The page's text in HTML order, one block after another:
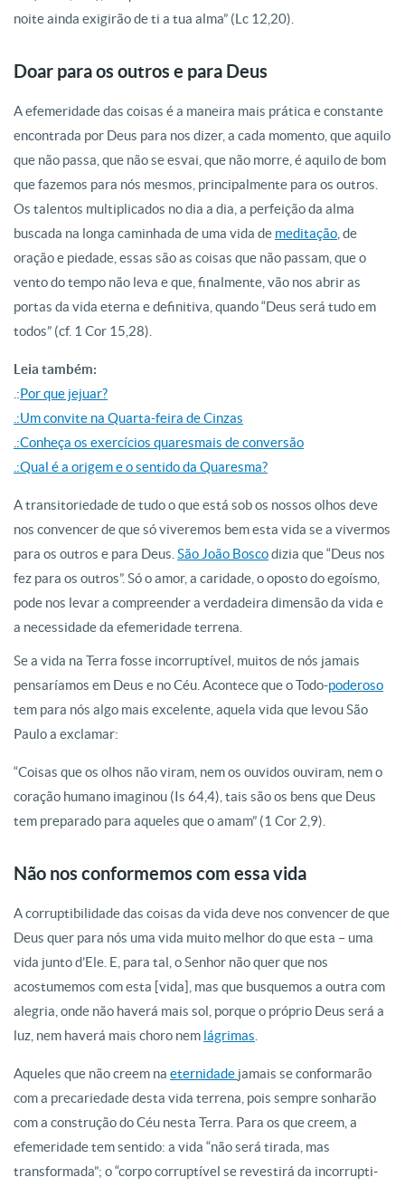
noite ainda exigirão de ti a tua alma” (Lc 12,20).
Doar para os outros e para Deus
A efemeridade das coisas é a maneira mais prática e cons­tante
encontrada por Deus para nos dizer, a cada momento, que aquilo
que não passa, que não se esvai, que não morre, é aquilo de bom
que fazemos para nós mesmos, principalmente para os outros.
Os talentos multiplicados no dia a dia, a perfei­ção da alma
buscada na longa caminhada de uma vida de me­ditação , de
oração e piedade, essas são as coisas que não passam, que o
vento do tempo não leva e que, finalmente, vão nos abrir as
portas da vida eterna e definitiva, quando “Deus será tudo em
todos” (cf. 1 Cor 15,28).
Leia também:
.:Por que jejuar?
.:Um convite na Quarta-feira de Cinzas
.:Conheça os exercícios quaresmais de conversão
.:Qual é a origem e o sentido da Quaresma?
A transitoriedade de tudo o que está sob os nossos olhos deve
nos convencer de que só viveremos bem esta vida se a vivermos
para os outros e para Deus. São João Boscodizia que “Deus nos
fez para os outros”. Só o amor, a caridade, o oposto do egoísmo,
pode nos levar a compreender a verdadeira di­mensão da vida e
a necessidade da efemeridade terrena.
Se a vida na Terra fosse incorruptível, muitos de nós jamais
pensarí­amos em Deus e no Céu. Acontece que o Todo-poderoso
tem para nós algo mais excelente, aquela vida que levou São
Paulo a exclamar:
“Coisas que os olhos não viram, nem os ouvidos ouviram, nem o
coração humano imaginou (Is 64,4), tais são os bens que Deus
tem preparado para aqueles que o amam” (1 Cor 2,9).
Não nos conformemos com essa vida
A corruptibilidade das coisas da vida deve nos convencer de que
Deus quer para nós uma vida muito melhor do que esta – uma
vida junto d’Ele. E, para tal, o Senhor não quer que nos
acostumemos com esta [vida], mas que busquemos a outra com
alegria, onde não have­rá mais sol, porque o próprio Deus será a
luz, nem haverá mais choro nem lágrimas
Aqueles que não creem na eternidade jamais se confor­marão
com a precariedade desta vida terrena, pois sempre so­nharão
com a construção do Céu nesta Terra. Para os que creem, a
efemeridade tem sentido: a vida “não será tirada, mas
transformada”; o “corpo corruptível se revestirá da incorrupti­